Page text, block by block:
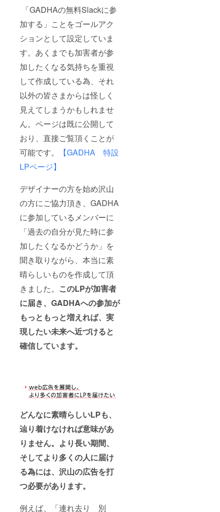
「GADHAの無料Slackに参
加する」ことをゴールアク
ションとして設定していま
す。あくまでも加害者が参
加したくなる気持ちを重視
して作成している為、それ
以外の皆さまからは怪しく
見えてしまうかもしれませ
ん。ページは既に公開して
おり、直接ご覧頂くことが
可能です。
【GADHA 特設
LPページ】
デザイナーの方を始め沢山
の方にご協力頂き、GADHA
に参加しているメンバーに
「過去の自分が見た時に参
加したくなるかどうか」を
聞き取りながら、本当に素
晴らしいものを作成して頂
きました。 このLPが加害者
に届き、GADHAへの参加が
もっともっと増えれば、実
現したい未来へ近づけると
確信しています。
どんなに素晴らしいLPも、
辿り着けなければ意味があ
りません。より長い期間、
そしてより多くの人に届け
る為には、沢山の広告を打
つ必要があります。
例えば、「連れ去り 別